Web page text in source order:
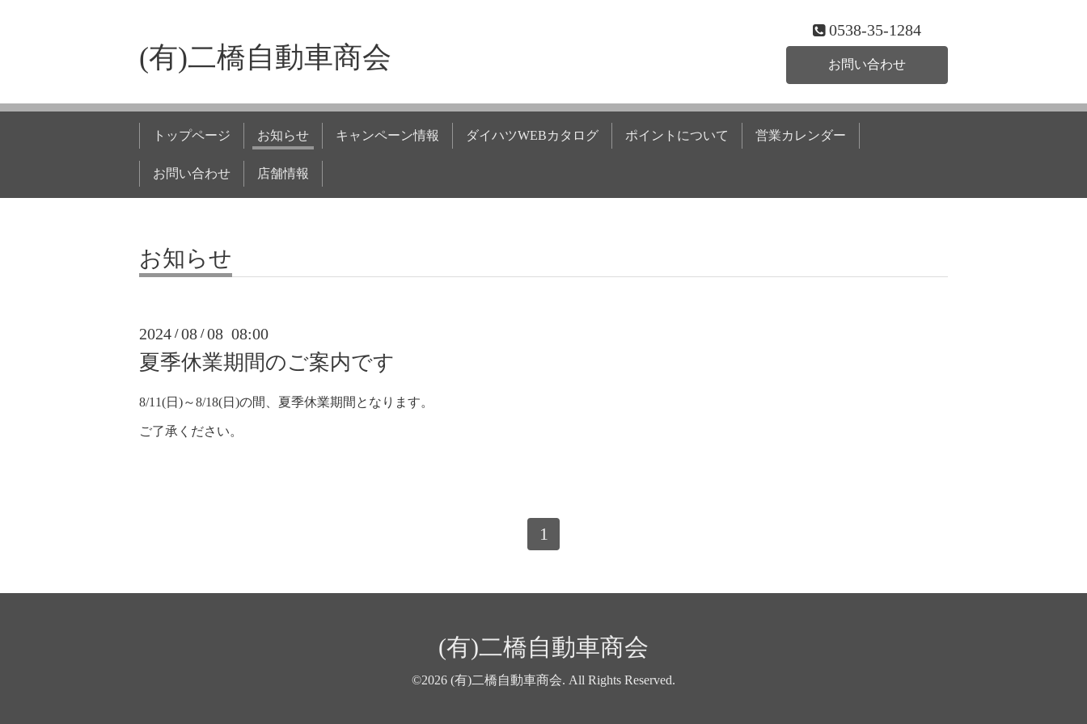
(有)二橋自動車商会
0538-35-1284
お問い合わせ
トップページ お知らせ キャンペーン情報 ダイハツWEBカタログ ポイントについて 営業カレンダー
お問い合わせ 店舗情報
お知らせ
2024 /08 /08 08:00
夏季休業期間のご案内です
8/11(日)～8/18(日)の間、夏季休業期間となります。
ご了承ください。
1
(有)二橋自動車商会
©2026 (有)二橋自動車商会. All Rights Reserved.